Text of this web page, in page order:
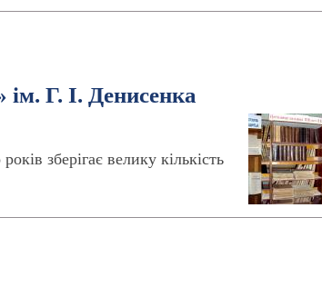
Г. І. Денисенка
зберігає велику кількість